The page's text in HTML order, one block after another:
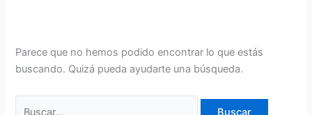
Parece que no hemos podido encontrar lo que estás
buscando. Quizá pueda ayudarte una búsqueda.